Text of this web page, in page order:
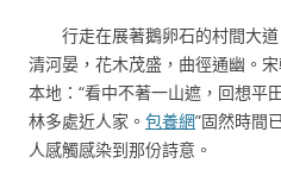
行走在展著鵝卵石的村間大
清河晏，花木茂盛，曲徑通幽。
本地：“看中不著一山遮，回想平
林多處近人家。 包養網”固然時間
人感觸感染到那份詩意。